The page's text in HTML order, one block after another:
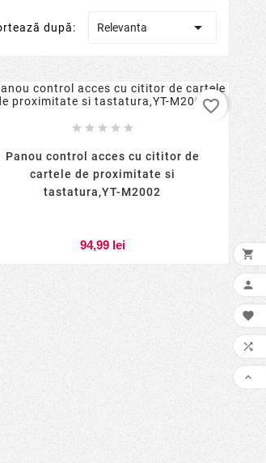
după: Relevanta 
    
Panou control acces cu cititor de
cartele de proximitate si
tastatura,YT-M2002
94,99 lei
favorite_border




